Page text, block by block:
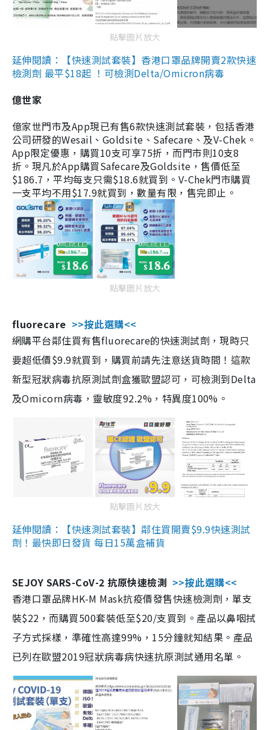
點擊圖片放大
延伸閱讀：【快速測試套裝】香港口罩品牌開賣2款快速
檢測劑 最平$18起 ！可檢測Delta/Omicron病毒
億世家
億家世門市及App現已有售6款快速測試套裝，包括香港
公司研發的Wesail、Goldsite、Safecare、及V-Chek。
App限定優惠，購買10支可享75折，而門市則10支8
折。現凡於App購買Safecare及Goldsite，售價低至
$186.7，平均每支只需$18.6就買到。V-Chek門市購買
一支平均不用$17.9就買到，數量有限，售完即止。
點擊圖片放大
fluorecare >>按此選購<<
網購平台鄰住買有售fluorecare的快速測試劑，現時只
要超低價$9.9就買到，購買前請先注意送貨時間！這款
新型冠狀病毒抗原測試劑盒獲歐盟認可，可檢測到Delta
及Omicorn病毒，靈敏度92.2%，特異度100%。
點擊圖片放大
延伸閱讀：【快速測試套裝】鄰住買開賣$9.9快速測試
劑！最快即日發貨 每日15萬盒補貨
SEJOY SARS-CoV-2 抗原快速檢測 >>按此選購<<
香港口罩品牌HK-M Mask抗疫價發售快速檢測劑，單支
裝$22，而購買500套裝低至$20/支買到。產品以鼻咽拭
子方式採樣，準確性高達99%，15分鐘就知結果。產品
已列在歐盟2019冠狀病毒病快速抗原測試通用名單。